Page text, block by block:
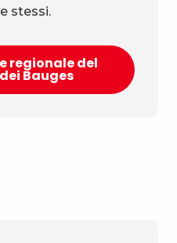
stessi.
regionale del
Bauges